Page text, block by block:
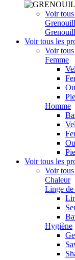
Voir
Voir tous les
Voir
Femme
Homme
Voir tous les
Voir
Chaleur
Linge de
Hygiène